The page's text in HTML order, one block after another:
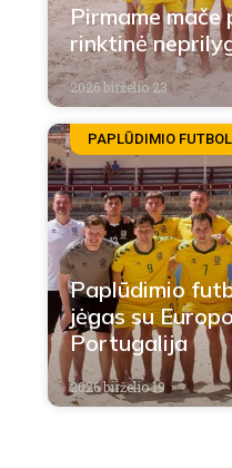
Pirmame
rinktinė
2026 birželio 23
PAPLŪDIMIO
Paplūdimio
jėgas su
Portugalija
2026 birželio 19